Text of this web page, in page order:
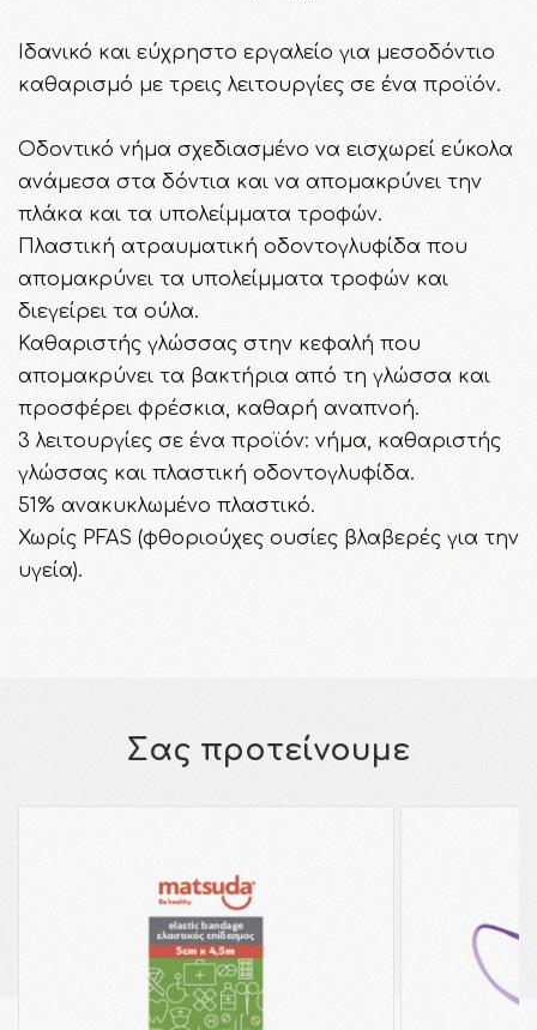
Ιδανικό και εύχρηστο εργαλείο για μεσοδόντιο
καθαρισμό με τρεις λειτουργίες σε ένα προϊόν.
Οδοντικό νήμα σχεδιασμένο να εισχωρεί εύκολα
ανάμεσα στα δόντια και να απομακρύνει την
πλάκα και τα υπολείμματα τροφών.
Πλαστική ατραυματική οδοντογλυφίδα που
απομακρύνει τα υπολείμματα τροφών και
διεγείρει τα ούλα.
Καθαριστής γλώσσας στην κεφαλή που
απομακρύνει τα βακτήρια από τη γλώσσα και
προσφέρει φρέσκια, καθαρή αναπνοή.
3 λειτουργίες σε ένα προϊόν: νήμα, καθαριστής
γλώσσας και πλαστική οδοντογλυφίδα.
51% ανακυκλωμένο πλαστικό.
Χωρίς PFAS (φθοριούχες ουσίες βλαβερές για την
υγεία).
Σας προτείνουμε